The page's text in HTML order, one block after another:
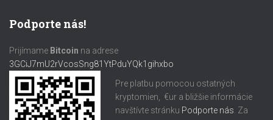
Podporte nás!
Prijímame Bitcoin na adrese
3GCiJ7mU2rVcosSng81YtPduYQk1gihxbo
Pre platbu pomocou ostatných
kryptomien, €ur a bližšie informácie
navštívte stránku Podporte nás . Za